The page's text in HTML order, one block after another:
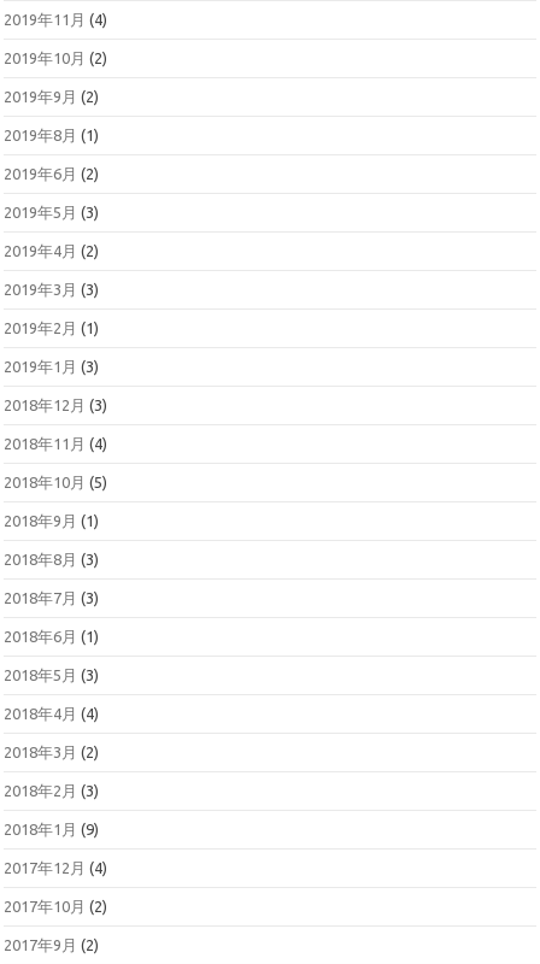
2019年11月 (4)
2019年10月 (2)
2019年9月 (2)
2019年8月 (1)
2019年6月 (2)
2019年5月 (3)
2019年4月 (2)
2019年3月 (3)
2019年2月 (1)
2019年1月 (3)
2018年12月 (3)
2018年11月 (4)
2018年10月 (5)
2018年9月 (1)
2018年8月 (3)
2018年7月 (3)
2018年6月 (1)
2018年5月 (3)
2018年4月 (4)
2018年3月 (2)
2018年2月 (3)
2018年1月 (9)
2017年12月 (4)
2017年10月 (2)
2017年9月 (2)